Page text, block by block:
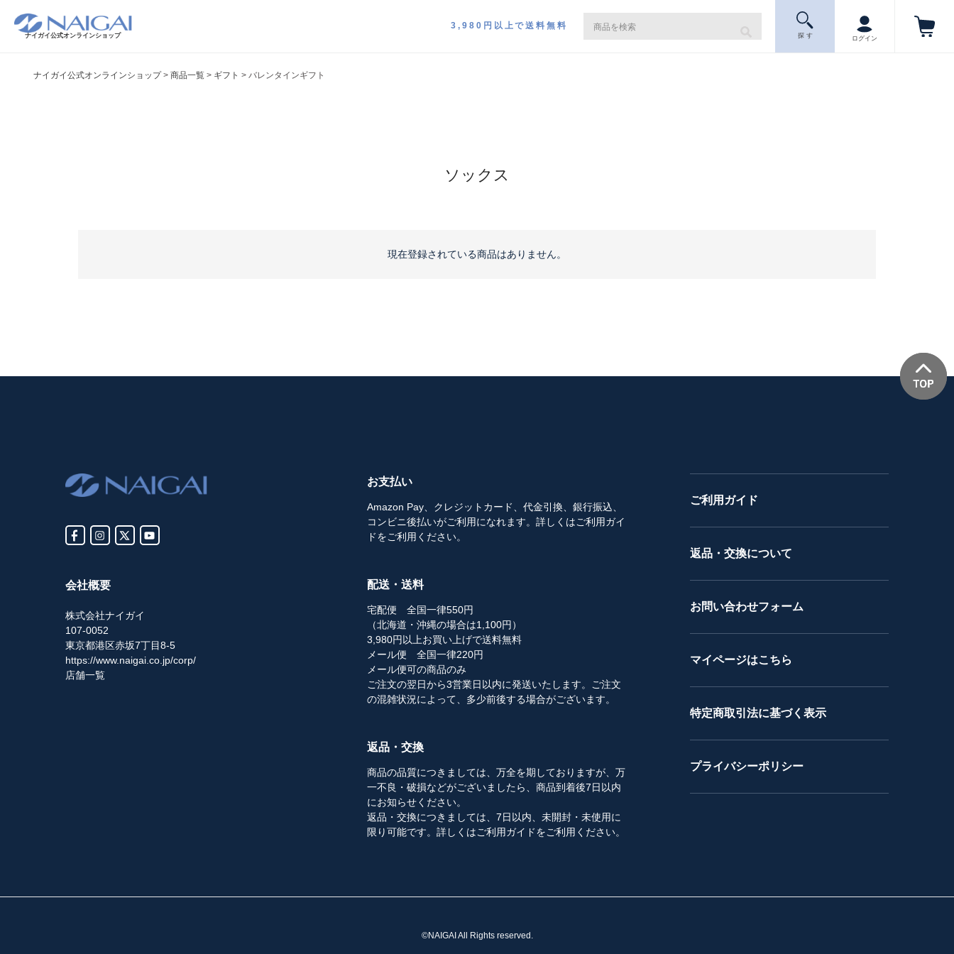
ナイガイ公式オンラインショップ
3,980円以上で送料無料
探 す ログイン
ナイガイ公式オンラインショップ 商品一覧 ギフト バレンタインギフト
ソックス
現在登録されている商品はありません。
会社概要
株式会社ナイガイ
107-0052
東京都港区赤坂7丁目8-5
https://www.naigai.co.jp/corp/
店舗一覧
お支払い
Amazon Pay、クレジットカード、代金引換、銀行振込、
コンビニ後払いがご利用になれます。詳しくはご利用ガイ
ドをご利用ください。
配送・送料
宅配便 全国一律550円
（北海道・沖縄の場合は1,100円）
3,980円以上お買い上げで送料無料
メール便 全国一律220円
メール便可の商品のみ
ご注文の翌日から3営業日以内に発送いたします。ご注文
の混雑状況によって、多少前後する場合がございます。
返品・交換
商品の品質につきましては、万全を期しておりますが、万
一不良・破損などがございましたら、商品到着後7日以内
にお知らせください。
返品・交換につきましては、7日以内、未開封・未使用に
限り可能です。詳しくはご利用ガイドをご利用ください。
ご利用ガイド
返品・交換について
お問い合わせフォーム
マイページはこちら
特定商取引法に基づく表示
プライバシーポリシー
©NAIGAI All Rights reserved.